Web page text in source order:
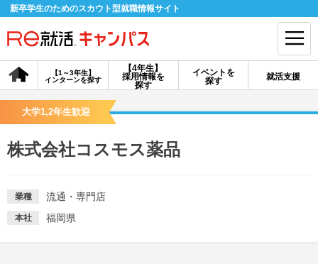
新卒学生のためのスカウト型就職情報サイト
【4年生】
採用情報を
探す
【1～3年生】
インターンを探す
イベントを
探す
就活支援
会員登録 ログイン
探す
【4年生】
大学1,2年生歓迎
株式会社コスモス薬品
業種 流通・専門店
本社 福岡県